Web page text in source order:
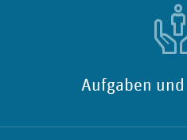
Aufgaben